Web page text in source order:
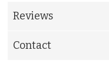
Reviews
Contact